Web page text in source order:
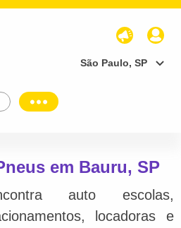
São Paulo, SP
em Bauru, SP
auto escolas,
locadoras e